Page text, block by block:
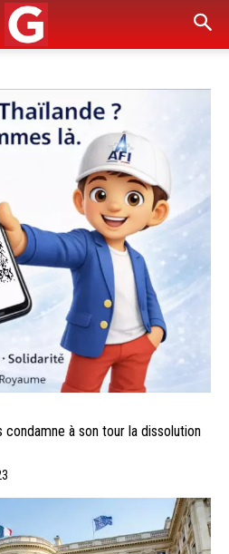
condamne à son tour la dissolution